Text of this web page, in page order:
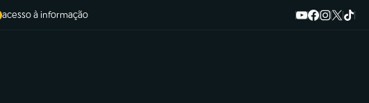
acesso à informação